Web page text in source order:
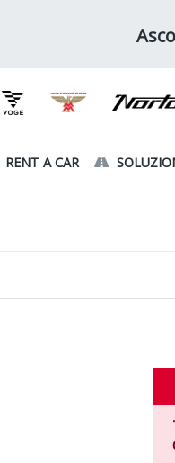
RENT A CAR